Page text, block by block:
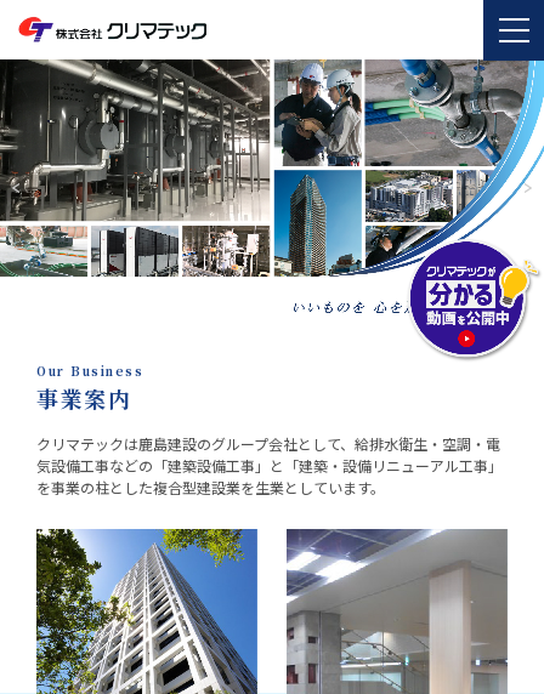
Our Business
事業案内
クリマテックは鹿島建設のグループ会社として、 給排水衛生・空調・電
気設備工事などの「建築設備工事」と 「建築・設備リニューアル工事」
を事業の柱とした複合型建設業を生業としています。